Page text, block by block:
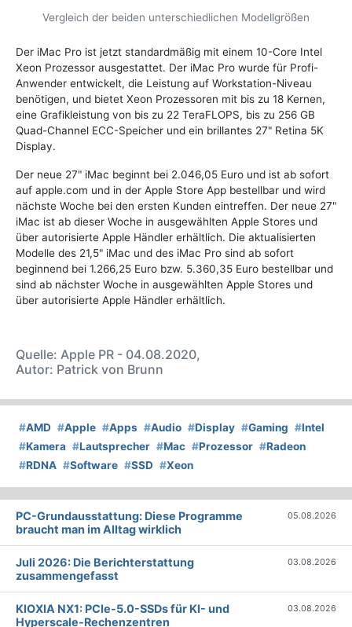
Vergleich der beiden unterschiedlichen Modellgrößen
Der iMac Pro ist jetzt standardmäßig mit einem 10-Core Intel
Xeon Prozessor ausgestattet. Der iMac Pro wurde für Profi-
Anwender entwickelt, die Leistung auf Workstation-Niveau
benötigen, und bietet Xeon Prozessoren mit bis zu 18 Kernen,
eine Grafikleistung von bis zu 22 TeraFLOPS, bis zu 256 GB
Quad-Channel ECC-Speicher und ein brillantes 27" Retina 5K
Display.
Der neue 27" iMac beginnt bei 2.046,05 Euro und ist ab sofort
auf apple.com und in der Apple Store App bestellbar und wird
nächste Woche bei den ersten Kunden eintreffen. Der neue 27"
iMac ist ab dieser Woche in ausgewählten Apple Stores und
über autorisierte Apple Händler erhältlich. Die aktualisierten
Modelle des 21,5" iMac und des iMac Pro sind ab sofort
beginnend bei 1.266,25 Euro bzw. 5.360,35 Euro bestellbar und
sind ab nächster Woche in ausgewählten Apple Stores und
über autorisierte Apple Händler erhältlich.
Quelle: Apple PR - 04.08.2020,
Autor: Patrick von Brunn
#AMD #Apple #Apps #Audio #Display #Gaming #Intel
#Kamera #Lautsprecher #Mac #Prozessor #Radeon
#RDNA #Software #SSD #Xeon
PC-Grundausstattung: Diese Programme
braucht man im Alltag wirklich
05.08.2026
Juli 2026: Die Bericht­erstattung
zusammengefasst
03.08.2026
KIOXIA NX1: PCIe-5.0-SSDs für KI- und
Hyperscale-Rechenzentren
03.08.2026